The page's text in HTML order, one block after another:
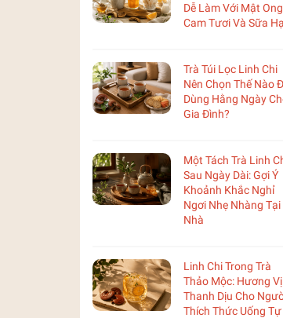
Dễ Làm Với Mật
Cam Tươi Và Sữa
Trà Túi Lọc Linh Chi
Nên Chọn Thế Nào
Dùng Hằng Ngày
Gia Đình?
Một Tách Trà Linh
Sau Ngày Dài: Gợi Ý
Khoảnh Khắc Nghỉ
Ngơi Nhẹ Nhàng Tại
Nhà
Linh Chi Trong Trà
Thảo Mộc: Hương Vị
Thanh Dịu Cho
Thích Thức Uống Tự